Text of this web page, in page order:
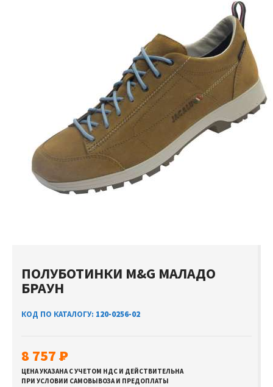
ПОЛУБОТИНКИ M&G МАЛАДО
БРАУН
КОД ПО КАТАЛОГУ: 120-0256-02
8 757
ЦЕНА УКАЗАНА С УЧЕТОМ НДС И ДЕЙСТВИТЕЛЬНА
ПРИ УСЛОВИИ САМОВЫВОЗА И ПРЕДОПЛАТЫ